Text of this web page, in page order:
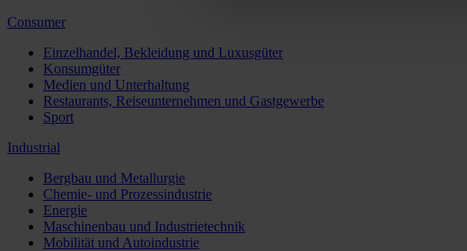
Consumer
Einzelhandel, Bekleidung und Luxusgüter
Konsumgüter
Medien und Unterhaltung
Restaurants, Reiseunternehmen und Gastgewerbe
Sport
Industrial
Bergbau und Metallurgie
Chemie- und Prozessindustrie
Energie
Maschinenbau und Industrietechnik
Mobilität und Autoindustrie